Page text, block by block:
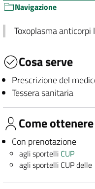
Navigazione
Toxoplasma anticorpi
Cosa serve
Prescrizione del
Tessera sanitaria
Come
Con prenotazione
agli sportelli CUP
agli sportelli CUP